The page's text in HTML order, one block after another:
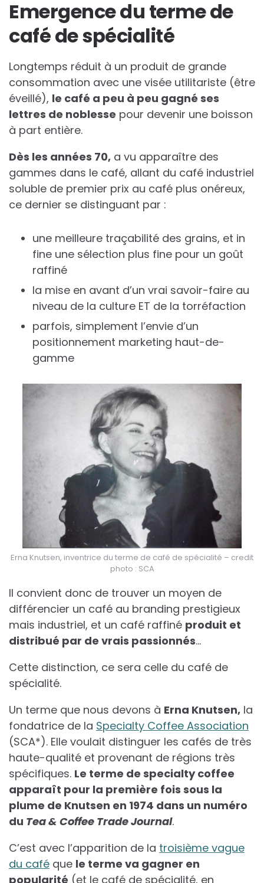
Emergence du terme de
café de spécialité
Longtemps réduit à un produit de grande
consommation avec une visée utilitariste (être
éveillé), le café a peu à peu gagné ses
lettres de noblesse pour devenir une boisson
à part entière.
Dès les années 70, a vu apparaître des
gammes dans le café, allant du café industriel
soluble de premier prix au café plus onéreux,
ce dernier se distinguant par :
une meilleure traçabilité des grains, et in
fine une sélection plus fine pour un goût
raffiné
la mise en avant d’un vrai savoir-faire au
niveau de la culture ET de la torréfaction
parfois, simplement l’envie d’un
positionnement marketing haut-de-
gamme
Erna Knutsen, inventrice du terme de café de spécialité – credit
photo : SCA
Il convient donc de trouver un moyen de
différencier un café au branding prestigieux
mais industriel, et un café raffiné produit et
distribué par de vrais passionnés…
Cette distinction, ce sera celle du café de
spécialité.
Un terme que nous devons à Erna Knutsen, la
fondatrice de la Specialty Coffee Association
(SCA*). Elle voulait distinguer les cafés de très
haute-qualité et provenant de régions très
spécifiques. Le terme de specialty coffee
apparaît pour la première fois sous la
plume de Knutsen en 1974 dans un numéro
du Tea & Coffee Trade Journal.
C’est avec l’apparition de la troisième vague
du café que le terme va gagner en
popularité (et le café de spécialité, en